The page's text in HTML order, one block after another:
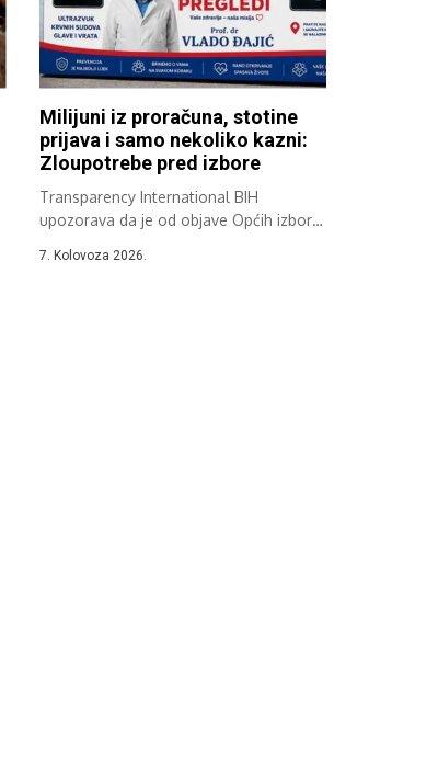
Milijuni iz proračuna, stotine
prijava i samo nekoliko kazni:
Zloupotrebe pred izbore
Transparency International BIH
upozorava da je od objave Općih izbora
7. Kolovoza 2026.